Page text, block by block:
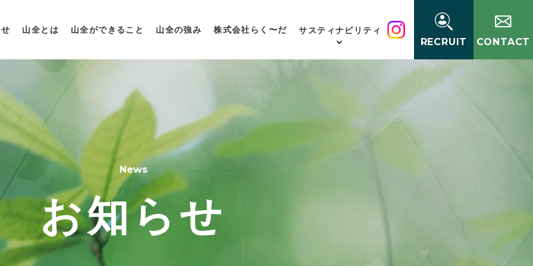
山全とは 山全ができること 山全の強み 株式会社らく〜だ サスティナビリティ
RECRUIT CONTACT
News
お知らせ